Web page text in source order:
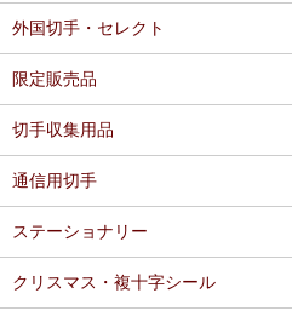
外国切手・セレクト
限定販売品
切手収集用品
通信用切手
ステーショナリー
クリスマス・複十字シール